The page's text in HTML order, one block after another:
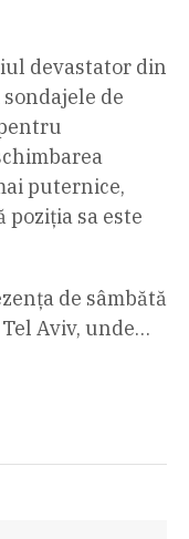
devastator din
de
puternice,
sa este
de sâmbătă
Aviv, unde…